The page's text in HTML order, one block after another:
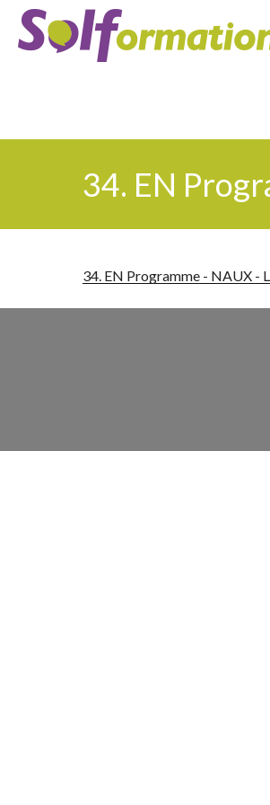
Aller
contenu
34. EN
34. EN Programme - NAUX -